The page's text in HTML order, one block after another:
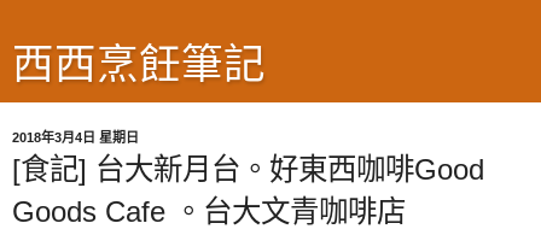
西西烹飪筆記
2018年3月4日 星期日
[食記] 台大新月台。好東西咖啡Good
Goods Cafe 。台大文青咖啡店